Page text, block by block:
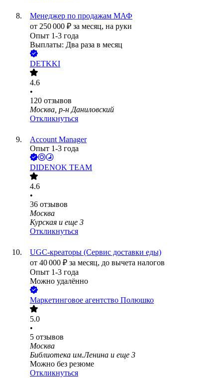
Менеджер по продажам МАФ
от 250 000 ₽ за месяц, на руки
Опыт 1-3 года
Выплаты: Два раза в месяц
DETKKI
4.6
•
120 отзывов
Москва, р-н Даниловский
Откликнуться
Account Manager
Опыт 1-3 года
DIDENOK TEAM
4.6
•
36 отзывов
Москва
Курская и еще 3
Откликнуться
UGC-креаторы (Сервис доставки еды)
от 40 000 ₽ за месяц, до вычета налогов
Опыт 1-3 года
Можно удалённо
Маркетинговое агентство Полюшко
5.0
•
5 отзывов
Москва
Библиотека им.Ленина и еще 3
Можно без резюме
Откликнуться